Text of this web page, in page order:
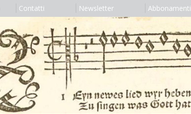
Contatti Newsletter Abbonamenti